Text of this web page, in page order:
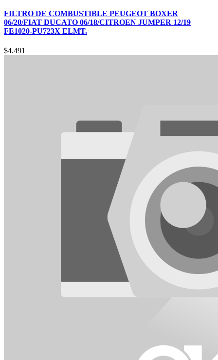
FILTRO DE COMBUSTIBLE PEUGEOT BOXER
06/20/FIAT DUCATO 06/18/CITROEN JUMPER 12/19
FE1020-PU723X ELMT.
$4.491